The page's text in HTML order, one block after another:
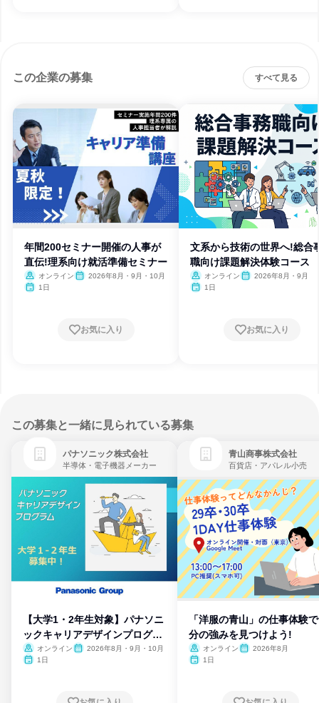
この企業の募集 すべて見る
年間200セミナー開催の人事が
直伝!理系向け就活準備セミナー
オンライン
2026年8月・9月・10月
1日
お気に入り
文系から技術の世界へ!総合
職向け課題解決体験コース
オンライン
2026年8月・9月
1日
お気に入り
この募集と一緒に見られている募集
パナソニック株式会社
半導体・電子機器メーカー
【大学1・2年生対象】パナソニ
ックキャリアデザインプログラ
ム
オンライン
2026年8月・9月・10月
1日
青山商事株式会社
百貨店・アパレル小売
「洋服の青山」の仕事体験
分の強みを見つけよう!
オンライン
2026年8月
1日